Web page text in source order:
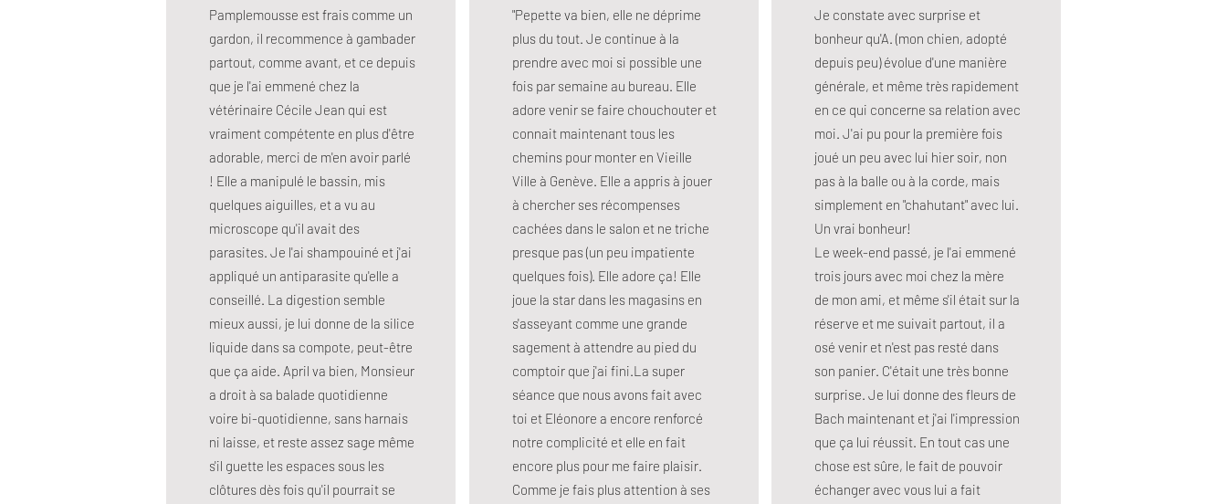
Pamplemousse est frais comme un
gardon, il recommence à gambader
partout, comme avant, et ce depuis
que je l'ai emmené chez la
vétérinaire Cécile Jean qui est
vraiment compétente en plus d'être
adorable, merci de m'en avoir parlé
! Elle a manipulé le bassin, mis
quelques aiguilles, et a vu au
microscope qu'il avait des
parasites. Je l'ai shampouiné et j'ai
appliqué un antiparasite qu'elle a
conseillé. La digestion semble
mieux aussi, je lui donne de la silice
liquide dans sa compote, peut-être
que ça aide. April va bien, Monsieur
a droit à sa balade quotidienne
voire bi-quotidienne, sans harnais
ni laisse, et reste assez sage même
s'il guette les espaces sous les
clôtures dès fois qu'il pourrait se
"Pepette va bien, elle ne déprime
plus du tout. Je continue à la
prendre avec moi si possible une
fois par semaine au bureau. Elle
adore venir se faire chouchouter et
connait maintenant tous les
chemins pour monter en Vieille
Ville à Genève. Elle a appris à jouer
à chercher ses récompenses
cachées dans le salon et ne triche
presque pas (un peu impatiente
quelques fois). Elle adore ça! Elle
joue la star dans les magasins en
s'asseyant comme une grande
sagement à attendre au pied du
comptoir que j'ai fini.La super
séance que nous avons fait avec
toi et Eléonore a encore renforcé
notre complicité et elle en fait
encore plus pour me faire plaisir.
Comme je fais plus attention à ses
Je constate avec surprise et
bonheur qu'A. (mon chien, adopté
depuis peu) évolue d'une manière
générale, et même très rapidement
en ce qui concerne sa relation avec
moi. J'ai pu pour la première fois
joué un peu avec lui hier soir, non
pas à la balle ou à la corde, mais
simplement en "chahutant" avec lui.
Un vrai bonheur!
Le week-end passé, je l'ai emmené
trois jours avec moi chez la mère
de mon ami, et même s'il était sur la
réserve et me suivait partout, il a
osé venir et n'est pas resté dans
son panier. C'était une très bonne
surprise. Je lui donne des fleurs de
Bach maintenant et j'ai l'impression
que ça lui réussit. En tout cas une
chose est sûre, le fait de pouvoir
échanger avec vous lui a fait